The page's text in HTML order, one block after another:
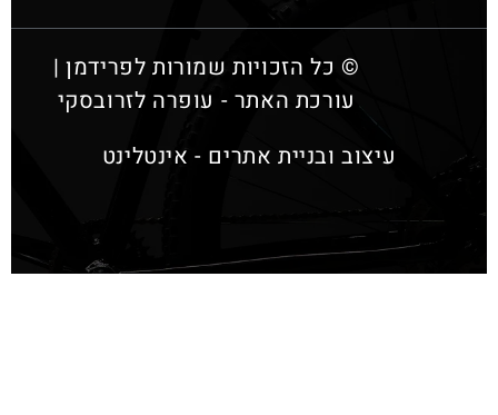
© כל הזכויות שמורות לפרידמן |
עורכת האתר - עופרה לזרובסקי
עיצוב ובניית אתרים - אינטלינט